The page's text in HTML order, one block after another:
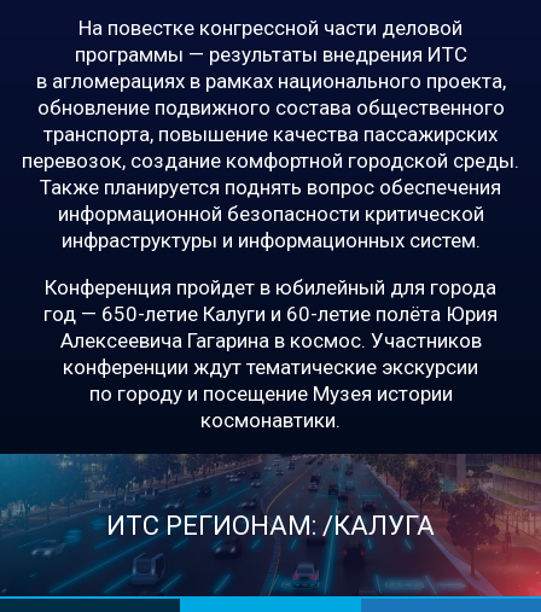
На повестке конгрессной части деловой
программы — результаты внедрения ИТС
в агломерациях в рамках национального проекта,
обновление подвижного состава общественного
транспорта, повышение качества пассажирских
перевозок, создание комфортной городской среды.
Также планируется поднять вопрос обеспечения
информационной безопасности критической
инфраструктуры и информационных систем.
Конференция пройдет в юбилейный для города
год — 650-летие Калуги и 60-летие полёта Юрия
Алексеевича Гагарина в космос. Участников
конференции ждут тематические экскурсии
по городу и посещение Музея истории
космонавтики.
ИТС РЕГИОНАМ: /КАЛУГА